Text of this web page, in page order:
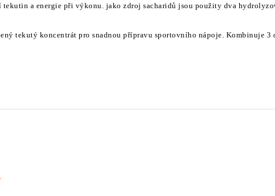
tekutin a energie při výkonu. jako zdroj sacharidů jsou použity dva
tekutý koncentrát pro snadnou přípravu sportovního nápoje. Kombinuje